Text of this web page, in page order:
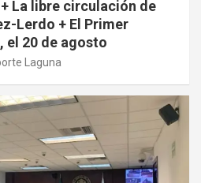
La libre circulación de
Lerdo + El Primer
el 20 de agosto
Laguna